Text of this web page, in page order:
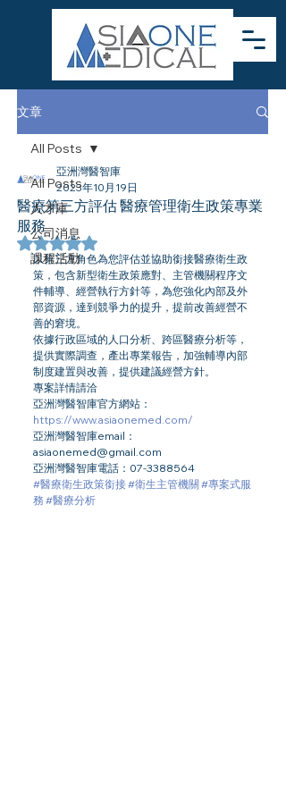
文章
All Posts
人才庫
公司消息
課程活動
All Posts
醫療第三方評估 醫療管理衛生政策專業
服務
亞洲灣醫智庫
2023年10月19日
評等為 NaN（最高為 5 顆星）。
以第三方角色為您評估並協助銜接醫療衛生政
策，包含新型衛生政策應對、主管機關程序文
件輔導、經營執行方針等，為您強化內部及外
部資源，達到競爭力的提升，提前改善經營不
善的窘境。
依據行政區域的人口分析、跨區醫療分析等，
提供實際調查，產出專業報告，加強輔導內部
制度建置與改善，提供建議經營方針。
專案詳情請洽
亞洲灣醫智庫官方網站：
https://www.asiaonemed.com/
亞洲灣醫智庫email：
asiaonemed@gmail.com
亞洲灣醫智庫電話：07-3388564
#醫療衛生政策銜接#衛生主管機關 #專案式服
務 #醫療分析